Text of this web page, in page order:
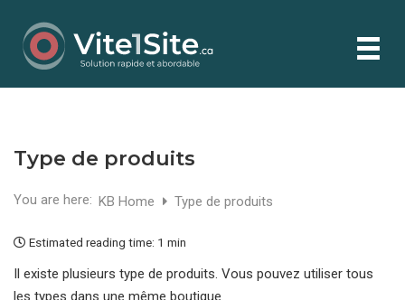
Type de produits
You are here: KB Home Type de produits
Estimated reading time: 1 min
Il existe plusieurs type de produits. Vous pouvez utiliser tous
les types dans une même boutique.